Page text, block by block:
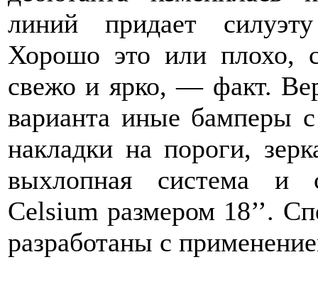
линий придает
Хорошо это или плохо,
свежо и ярко, — факт.
варианта иные бамперы
накладки на пороги,
выхлопная система и
Celsium размером 18’’.
разработаны с